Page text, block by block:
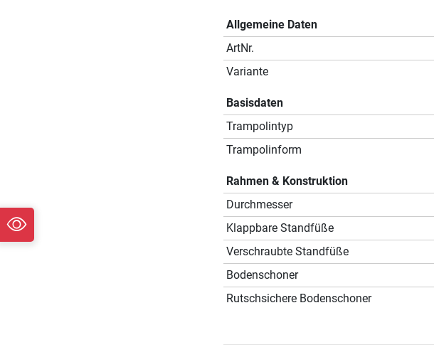
Allgemeine Daten
ArtNr.
Variante
Basisdaten
Trampolintyp
Trampolinform
Rahmen & Konstruktion
Durchmesser
Klappbare Standfüße
Verschraubte Standfüße
Bodenschoner
Rutschsichere Bodenschoner